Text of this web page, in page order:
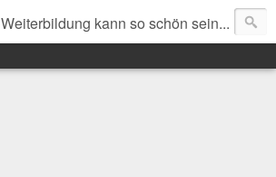
Weiterbildung kann so schön sein...